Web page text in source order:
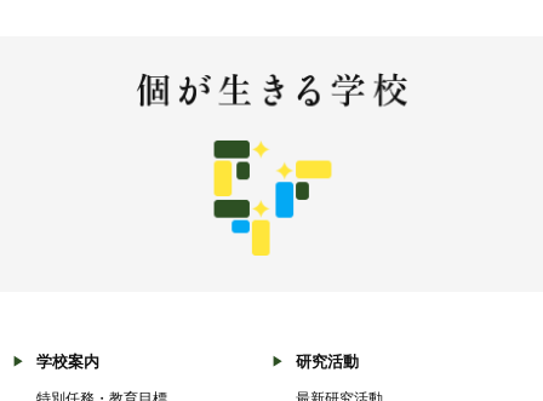
学校案内 研究活動